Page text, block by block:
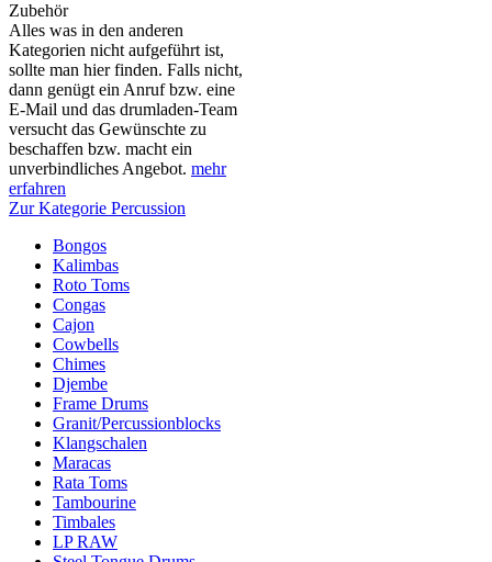
Zubehör
Alles was in den anderen
Kategorien nicht aufgeführt ist,
sollte man hier finden. Falls nicht,
dann genügt ein Anruf bzw. eine
E-Mail und das drumladen-Team
versucht das Gewünschte zu
beschaffen bzw. macht ein
unverbindliches Angebot. mehr
erfahren
Zur Kategorie Percussion
Bongos
Kalimbas
Roto Toms
Congas
Cajon
Cowbells
Chimes
Djembe
Frame Drums
Granit/Percussionblocks
Klangschalen
Maracas
Rata Toms
Tambourine
Timbales
LP RAW